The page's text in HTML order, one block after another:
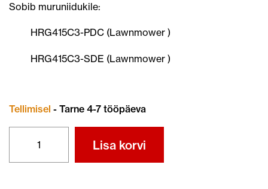
Sobib muruniidukile:
HRG415C3-PDC (Lawnmower )
HRG415C3-SDE (Lawnmower )
Tellimisel - Tarne 4-7 tööpäeva
72531-
Lisa korvi